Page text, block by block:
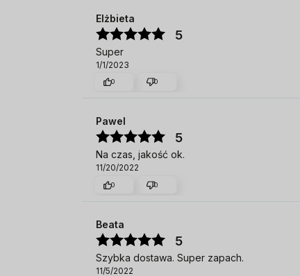
Elżbieta
5
Super
1/1/2023
0 0
Pawel
5
Na czas, jakość ok.
11/20/2022
0 0
Beata
5
Szybka dostawa. Super zapach.
11/5/2022